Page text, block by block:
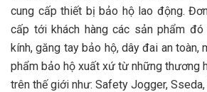
cung cấp thiết bị bảo hộ lao động.
cấp tới khách hàng các sản phẩm đó
kính, găng tay bảo hộ, dây đai an toàn,
phẩm bảo hộ xuất xứ từ những thương
trên thế giới như: Safety Jogger,